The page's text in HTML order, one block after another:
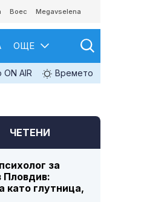
Boec Megavselena
ОЩЕ
AIR Времето
ЧЕТЕНИ
за
Пловдив:
като глутница,